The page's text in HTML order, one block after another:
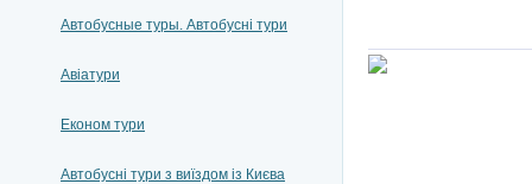
Автобусные туры. Автобусні тури
Авіатури
Економ тури
Автобусні тури з виїздом із Києва